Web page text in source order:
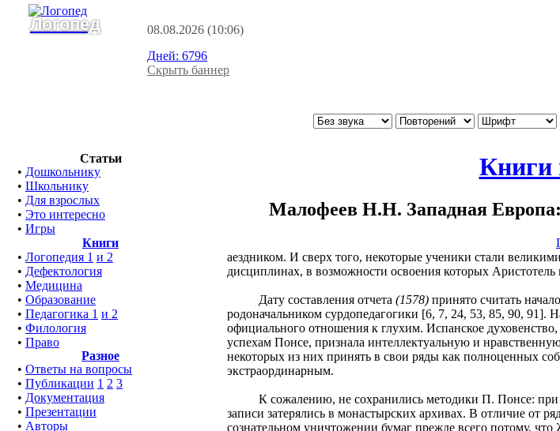
Логопед 08.08.2026(10:06)
Дней:6796
Скрыть баннер
Статьи
• Дошкольнику
• Школьнику
• Для взрослых
• Это интересно
• Игры
Книги
• Логопедия 1 и 2
• Дефектология
• Медицина
• Образование
• Педагогика 1 и 2
• Филология
• Право
Разное
• Ответы на вопросы
• Публикации 1 2 3
• Документация
• Презентации
• Авторы
Книги
Малофеев Н.Н. Западная Европа:
аездником. И сверх того, некоторые ученики стали
дисциплинах, в возможности освоения которых Аристотель
Дату составления отчета (1578)принято считать
родоначальником сурдопедагогики [6, 7, 24, 53, 85, 90, 91].
официального отношения к глухим. Испанское духовенство,
успехам Понсе, признала интеллектуальную и
некоторых из них принять в свои ряды как полноценных
экстраординарным.
К сожалению, не сохранились методики П. Понсе: при
записи затерялись в монастырских архивах. В отличие от
сознательном уничтожении бумаг прежде всего потому,